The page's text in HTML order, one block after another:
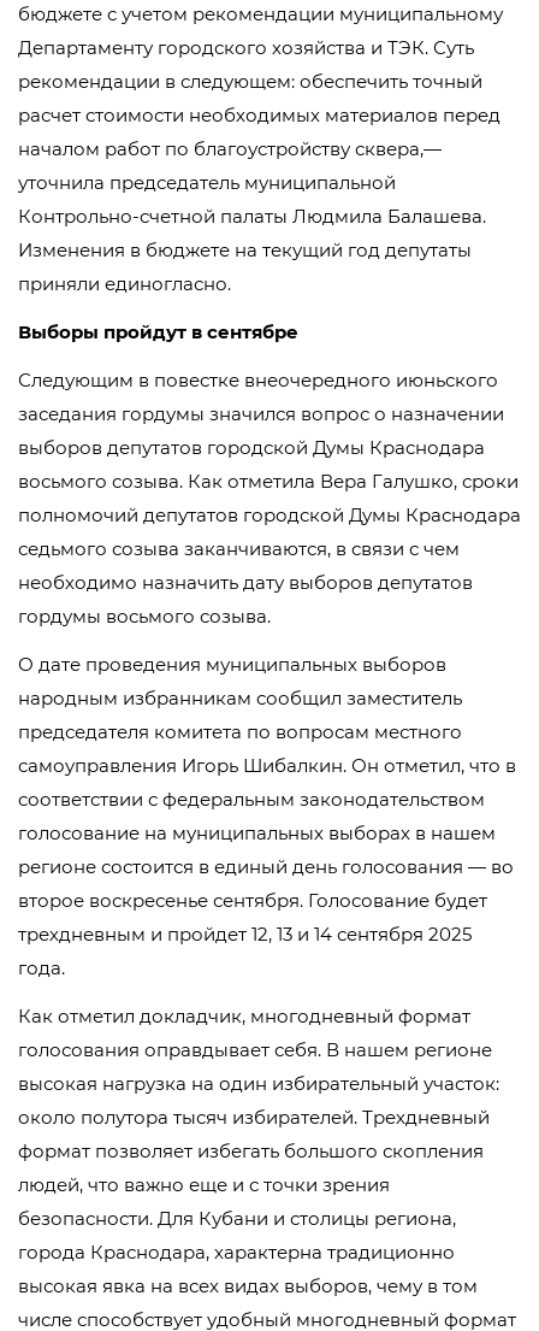
бюджете с учетом рекомендации муниципальному
Департаменту городского хозяйства и ТЭК. Суть
рекомендации в следующем: обеспечить точный
расчет стоимости необходимых материалов перед
началом работ по благоустройству сквера,—
уточнила председатель муниципальной
Контрольно-счетной палаты Людмила Балашева.
Изменения в бюджете на текущий год депутаты
приняли единогласно.
Выборы пройдут в сентябре
Следующим в повестке внеочередного июньского
заседания гордумы значился вопрос о назначении
выборов депутатов городской Думы Краснодара
восьмого созыва. Как отметила Вера Галушко, сроки
полномочий депутатов городской Думы Краснодара
седьмого созыва заканчиваются, в связи с чем
необходимо назначить дату выборов депутатов
гордумы восьмого созыва.
О дате проведения муниципальных выборов
народным избранникам сообщил заместитель
председателя комитета по вопросам местного
самоуправления Игорь Шибалкин. Он отметил, что в
соответствии с федеральным законодательством
голосование на муниципальных выборах в нашем
регионе состоится в единый день голосования — во
второе воскресенье сентября. Голосование будет
трехдневным и пройдет 12, 13 и 14 сентября 2025
года.
Как отметил докладчик, многодневный формат
голосования оправдывает себя. В нашем регионе
высокая нагрузка на один избирательный участок:
около полутора тысяч избирателей. Трехдневный
формат позволяет избегать большого скопления
людей, что важно еще и с точки зрения
безопасности. Для Кубани и столицы региона,
города Краснодара, характерна традиционно
высокая явка на всех видах выборов, чему в том
числе способствует удобный многодневный формат